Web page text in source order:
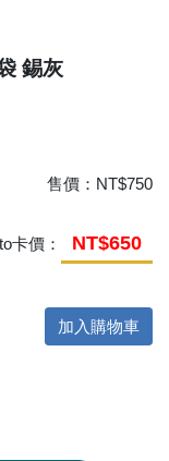
錫灰
售價： NT$750
卡價： NT$650
加入購物車